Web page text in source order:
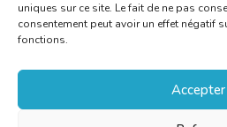
uniques sur ce site. Le fait de ne pas
consentement peut avoir un effet négatif
fonctions.
Accepter